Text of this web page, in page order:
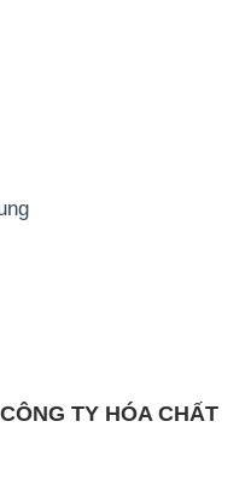
TY HÓA CHẤT